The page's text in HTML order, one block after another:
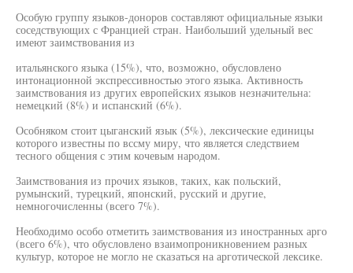
Особую группу языков-доноров составляют официальные языки
соседствующих с Францией стран. Наибольший удельный вес
имеют заимствования из
итальянского языка (15%), что, возможно, обусловлено
интонационной экспрессивностью этого языка. Активность
заимствования из других европейских языков незначительна:
немецкий (8%) и испанский (6%).
Особняком стоит цыганский язык (5%), лексические единицы
которого известны по вссму миру, что является следствием
тесного общения с этим кочевым народом.
Заимствования из прочих языков, таких, как польский,
румынский, турецкий, японский, русский и другие,
немногочисленны (всего 7%).
Необходимо особо отметить заимствования из иностранных арго
(всего 6%), что обусловлено взаимопроникновением разных
культур, которое не могло не сказаться на арготической лексике.